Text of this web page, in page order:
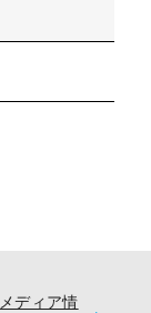
メディア情